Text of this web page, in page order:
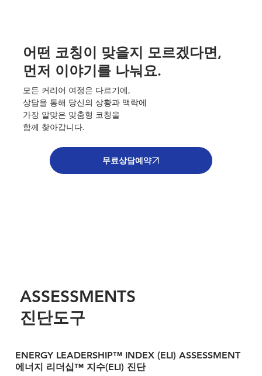
어떤 코칭이 맞을지 모르겠다면,
먼저 이야기를 나눠요.
모든 커리어 여정은 다르기에,
상담을 통해 당신의 상황과 맥락에
가장 알맞은 맞춤형 코칭을
함께 찾아갑니다.
무료상담예약
ASSESSMENTS
​진단도구
ENERGY LEADERSHIP™ INDEX (ELI) ASSESSMENT
에너지 리더십™ 지수(ELI) 진단